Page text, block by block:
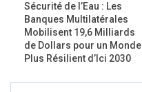
Sécurité de l’Eau : Les
Banques Multilatérales
Mobilisent 19,6 Milliards
de Dollars pour un Monde
Plus Résilient d’Ici 2030